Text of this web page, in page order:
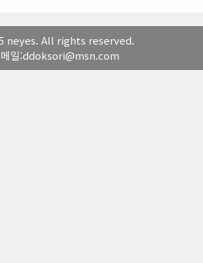
neyes. All rights reserved.
일:ddoksori@msn.com